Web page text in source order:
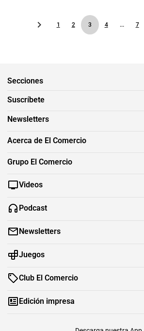
1 2 3 4 ... 7
Secciones
Suscríbete
Newsletters
Acerca de El Comercio
Grupo El Comercio
Videos
Podcast
Newsletters
Juegos
Club El Comercio
Edición impresa